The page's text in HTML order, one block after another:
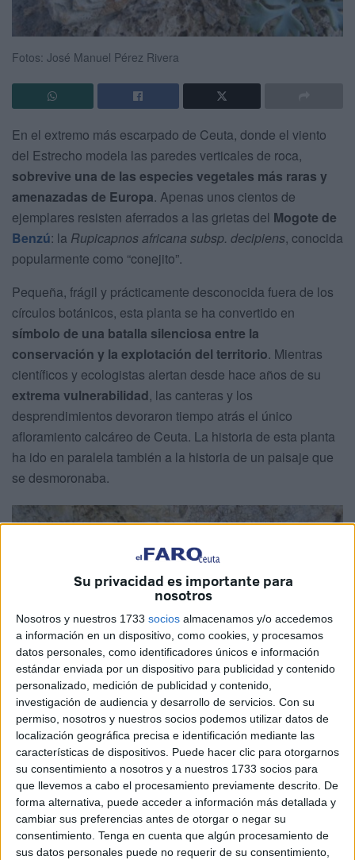
Su privacidad es importante para
nosotros
Nosotros y nuestros 1733 socios almacenamos y/o accedemos
a información en un dispositivo, como cookies, y procesamos
datos personales, como identificadores únicos e información
estándar enviada por un dispositivo para publicidad y contenido
personalizado, medición de publicidad y contenido,
investigación de audiencia y desarrollo de servicios. Con su
permiso, nosotros y nuestros socios podemos utilizar datos de
localización geográfica precisa e identificación mediante las
características de dispositivos. Puede hacer clic para otorgarnos
su consentimiento a nosotros y a nuestros 1733 socios para
que llevemos a cabo el procesamiento previamente descrito. De
forma alternativa, puede acceder a información más detallada y
cambiar sus preferencias antes de otorgar o negar su
consentimiento. Tenga en cuenta que algún procesamiento de
sus datos personales puede no requerir de su consentimiento,
Fotos: José Manuel Pérez Rivera
En el extremo más escarpado de Ceuta, donde el viento
del Estrecho modela las paredes verticales de roca,
sobrevive una de las especies vegetales más raras y
amenazadas de Europa. Apenas unos cientos de
ejemplares resisten aferrados a las grietas del Mogote de
Benzú: la Rupicapnos africana subsp. decipiens, conocida
popularmente como “conejito”.
Pequeña, frágil y prácticamente desconocida fuera de los
círculos botánicos, esta planta se ha convertido en
símbolo de una batalla silenciosa entre la
conservación y la explotación del territorio. Mientras
científicos y ecologistas alertan desde hace años de su
extrema vulnerabilidad, las canteras y los
desprendimientos devoraron tiempo atrás el único
afloramiento calcáreo de Ceuta. La historia de esta planta
ha ido en paralela también a la historia de un paisaje que
se desmoronaba.
Una reliquia botánica única en
Europa